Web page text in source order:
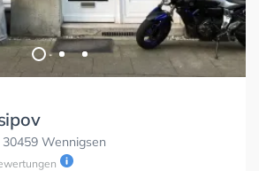
Wennigsen